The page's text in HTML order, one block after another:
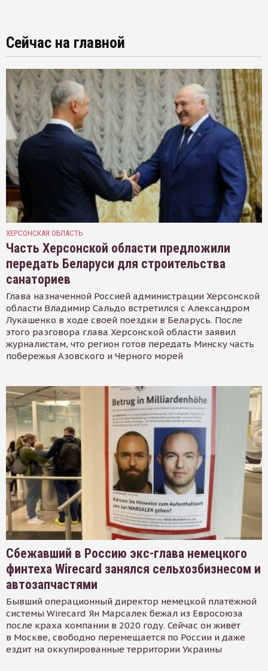
Сейчас на главной
ХЕРСОНСКАЯ ОБЛАСТЬ
Часть Херсонской области предложили
передать Беларуси для строительства
санаториев
Глава назначенной Россией администрации Херсонской
области Владимир Сальдо встретился с Александром
Лукашенко в ходе своей поездки в Беларусь. После
этого разговора глава Херсонской области заявил
журналистам, что регион готов передать Минску часть
побережья Азовского и Черного морей
Сбежавший в Россию экс-глава немецкого
финтеха Wirecard занялся сельхозбизнесом и
автозапчастями
Бывший операционный директор немецкой платёжной
системы Wirecard Ян Марсалек бежал из Евросоюза
после краха компании в 2020 году. Сейчас он живёт
в Москве, свободно перемещается по России и даже
ездит на оккупированные территории Украины